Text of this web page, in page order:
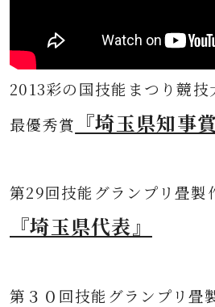
2013彩の国技能まつり競技
最優秀賞
『埼玉県知事賞
第29回技能グランプリ畳製
『埼玉県代表』
第３０ 回技能グランプリ畳